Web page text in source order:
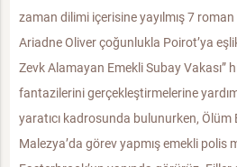
zaman dilimi içerisine yayılmış 7 roman
Ariadne Oliver çoğunlukla Poirot’ya
Zevk Alamayan Emekli Subay Vakası”
fantazilerini gerçekleştirmelerine yardım
yaratıcı kadrosunda bulunurken, Ölüm
Malezya’da görev yapmış emekli polis